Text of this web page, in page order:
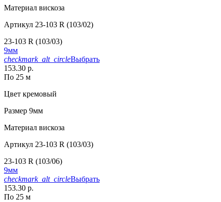
Материал вискоза
Артикул 23-103 R (103/02)
23-103 R (103/03)
9мм
checkmark_alt_circleВыбрать
153.30 р.
По 25 м
Цвет кремовый
Размер 9мм
Материал вискоза
Артикул 23-103 R (103/03)
23-103 R (103/06)
9мм
checkmark_alt_circleВыбрать
153.30 р.
По 25 м